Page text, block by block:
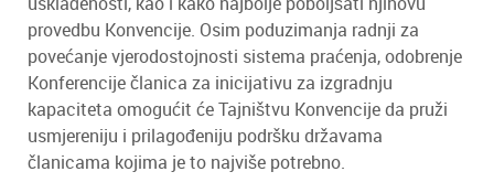
provedbu Konvencije. Osim poduzimanja radnji za
povećanje vjerodostojnosti sistema praćenja, odobrenje
Konferencije članica za inicijativu za izgradnju
kapaciteta omogućit će Tajništvu Konvencije da pruži
usmjereniju i prilagođeniju podršku državama
članicama kojima je to najviše potrebno.